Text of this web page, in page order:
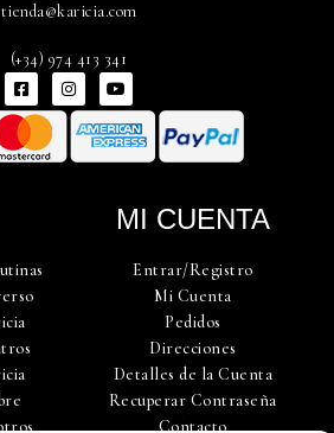
tienda@karicia.com
(+34) 974 413 341
F
a
c
e
b
o
a
r
I
n
s
g
Y
o
u
t
u
b
MI CUENTA
Entrar/Registro
Mi Cuenta
Pedidos
Direcciones
Detalles de la Cuenta
Recuperar Contraseña
Contacto